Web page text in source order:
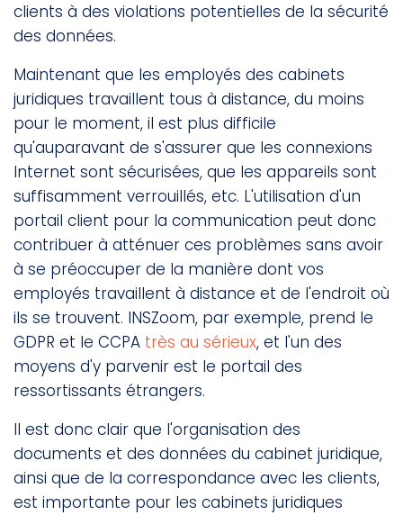
clients à des violations potentielles de la sécurité
des données.
Maintenant que les employés des cabinets
juridiques travaillent tous à distance, du moins
pour le moment, il est plus difficile
qu'auparavant de s'assurer que les connexions
Internet sont sécurisées, que les appareils sont
suffisamment verrouillés, etc. L'utilisation d'un
portail client pour la communication peut donc
contribuer à atténuer ces problèmes sans avoir
à se préoccuper de la manière dont vos
employés travaillent à distance et de l'endroit où
ils se trouvent. INSZoom, par exemple, prend le
GDPR et le CCPA très au sérieux, et l'un des
moyens d'y parvenir est le portail des
ressortissants étrangers.
Il est donc clair que l'organisation des
documents et des données du cabinet juridique,
ainsi que de la correspondance avec les clients,
est importante pour les cabinets juridiques